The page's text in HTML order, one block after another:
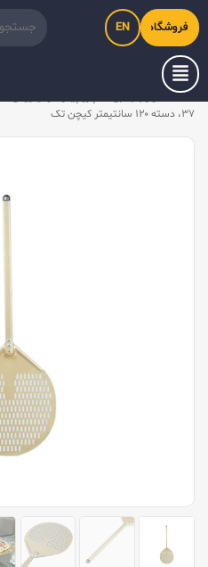
فروشگاه اینترنتی کیت‌لاین
EN
خانه
۳۷، دسته ۱۲۰ سانتیمتر کیچن تک